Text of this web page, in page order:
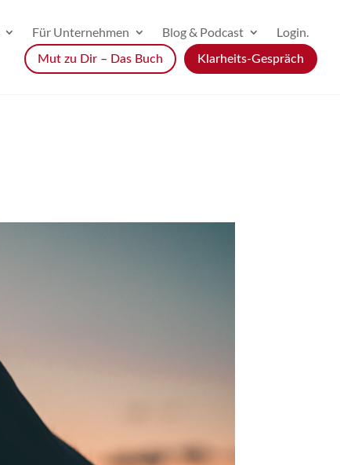
Für Unternehmen Blog & Podcast Login.
Mut zu Dir – Das Buch Klarheits-Gespräch